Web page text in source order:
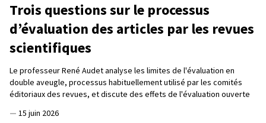
Trois questions sur le processus
d’évaluation des articles par les revues
scientifiques
Le professeur René Audet analyse les limites de l'évaluation en
double aveugle, processus habituellement utilisé par les comités
éditoriaux des revues, et discute des effets de l'évaluation ouverte
— 15 juin 2026